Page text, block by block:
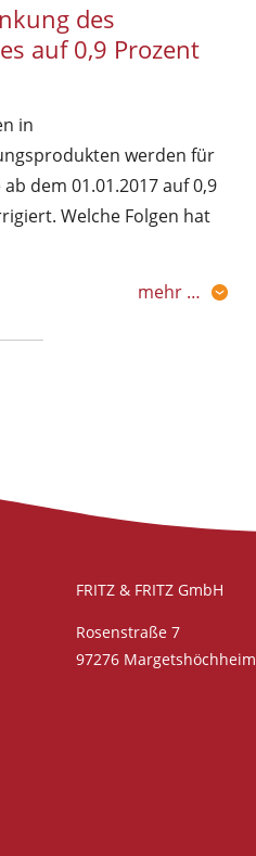
des
auf 0,9 Prozent
in
werden für
dem 01.01.2017 auf 0,9
Welche Folgen hat
mehr …
FRITZ & FRITZ GmbH
Rosenstraße 7
97276 Margetshöchheim